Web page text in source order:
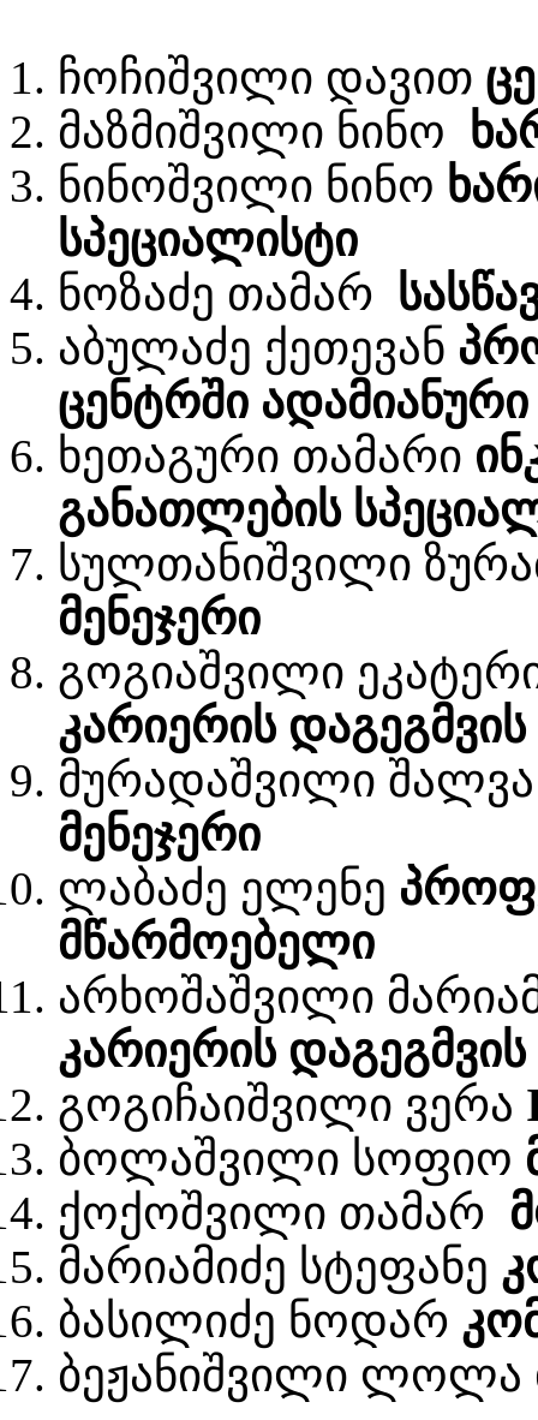
ჩოჩიშვილი დავით
მაზმიშვილი ნინო
ნინოშვილი ნინო
სპეციალისტი
ნოზაძე თამარ
აბულაძე ქეთევან
ცენტრში
ხეთაგური თამარი
განათლების
სულთანიშვილი
მენეჯერი
გოგიაშვილი
კარიერის დაგეგმვის
მურადაშვილი
მენეჯერი
ლაბაძე ელენე
მწარმოებელი
არხოშაშვილი
კარიერის
გოგიჩაიშვილი ვერა
ბოლაშვილი სოფიო
ქოქოშვილი თამარ
მარიამიძე სტეფანე
ბასილიძე ნოდარ
ბეჟანიშვილი ლოლა